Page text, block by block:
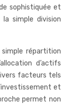
sophistiquée et
la simple division
simple répartition
d’actifs
facteurs tels
et
permet non